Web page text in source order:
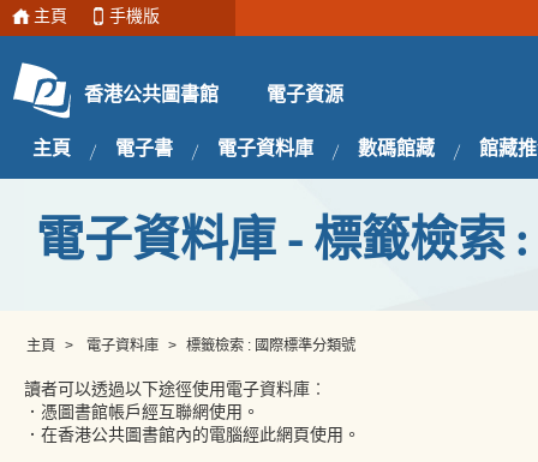
主頁 手機版
香港公共圖書館 電子資源
主頁 電子書 電子資料庫 數碼館藏 館藏
電子資料庫 - 標籤檢索
主頁 > 電子資料庫 > 標籤檢索 : 國際標準分類號
讀者可以透過以下途徑使用電子資料庫︰
．憑圖書館帳戶經互聯網使用。
．在香港公共圖書館內的電腦經此網頁使用。